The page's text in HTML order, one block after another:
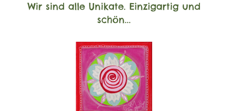
Wir sind alle Unikate. Einzigartig und
schön...